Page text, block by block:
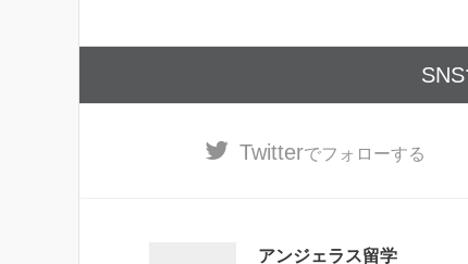
Twitterでフォローする
アンジェラス留学